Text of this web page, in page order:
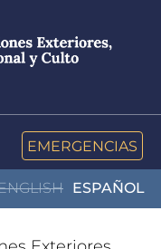
EMERGENCIAS
ESPAÑOL